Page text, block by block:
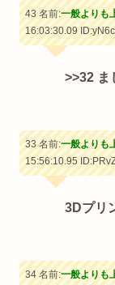
43 名前:一般よりも
16:03:30.09
>>32 ま
33 名前:一般よりも
15:56:10.95
3Dプリ
34 名前:一般よりも